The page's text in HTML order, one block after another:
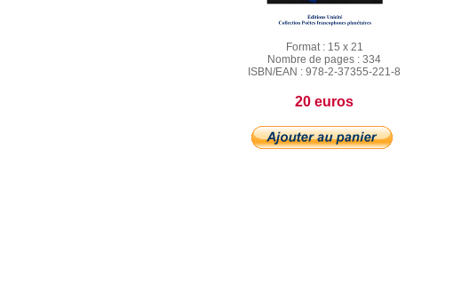
Format : 15 x 21
Nombre de pages : 334
ISBN/EAN : 978-2-37355-221-8
20 euros